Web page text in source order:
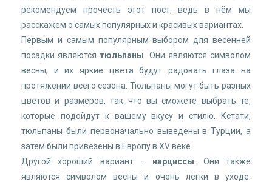
рекомендуем прочесть этот пост, ведь в нём мы
расскажем о самых популярных и красивых вариантах.
Первым и самым популярным выбором для весенней
посадки являютсятюльпаны . Они являются символом
весны, и их яркие цвета будут радовать глаза на
протяжении всего сезона. Тюльпаны могут быть разных
цветов и размеров, так что вы сможете выбрать те,
которые подойдут к вашему вкусу и стилю. Кстати,
тюльпаны были первоначально выведены в Турции, а
затем были привезены в Европу в XV веке.
Другой хороший вариант – нарциссы . Они также
являются символом весны и очень легки в уходе.